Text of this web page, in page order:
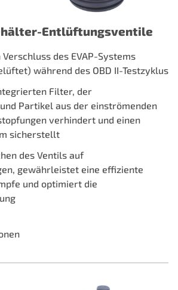
Entlüftungsventile
des EVAP-Systems
während des OBD II-Testzyklus
Filter, der
Partikel aus der einströmenden
verhindert und einen
sicherstellt
des Ventils auf
gewährleistet eine effiziente
und optimiert die